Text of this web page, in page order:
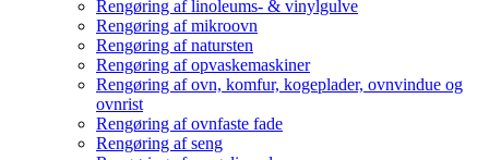
Rengøring af linoleums- & vinylgulve
Rengøring af mikroovn
Rengøring af natursten
Rengøring af opvaskemaskiner
Rengøring af ovn, komfur, kogeplader, ovnvindue og
ovnrist
Rengøring af ovnfaste fade
Rengøring af seng